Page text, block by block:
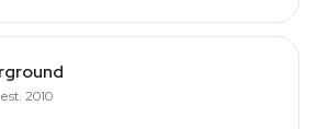
est. 2010